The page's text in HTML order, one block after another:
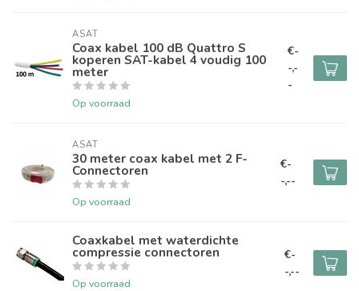
ASAT
Coax kabel 100 dB Quattro S
koperen SAT-kabel 4 voudig 100
meter
Op voorraad
€-
-,-
-
ASAT
30 meter coax kabel met 2 F-
Connectoren
Op voorraad
€-
-,--
Coaxkabel met waterdichte
compressie connectoren
Op voorraad
€-
-,--